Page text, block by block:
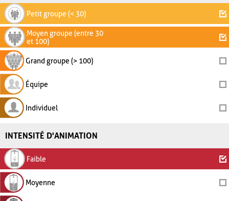
Petit groupe (< 30)
Moyen groupe (entre 30
et 100)
Grand groupe (> 100)
Équipe
Individuel
INTENSITÉ D'ANIMATION
Faible
Moyenne